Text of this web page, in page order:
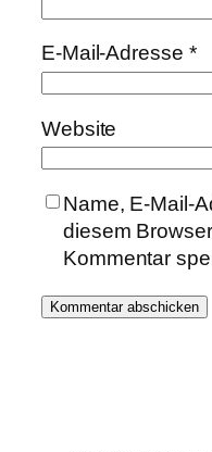
E-Mail-Adresse *
Website
Name, E-Mail-
diesem
Kommentar